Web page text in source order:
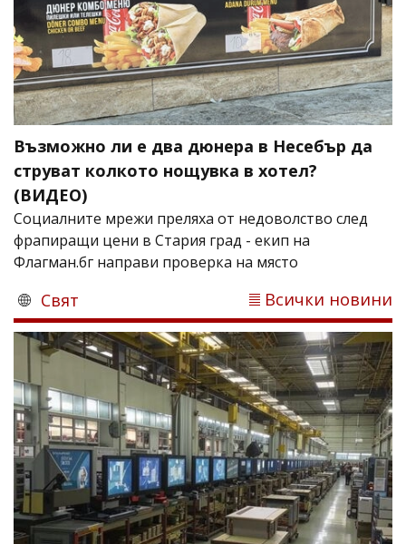
Възможно ли е два дюнера в Несебър да
струват колкото нощувка в хотел?
(ВИДЕО)
Социалните мрежи преляха от недоволство след
фрапиращи цени в Стария град - екип на
Флагман.бг направи проверка на място
Свят Всички новини